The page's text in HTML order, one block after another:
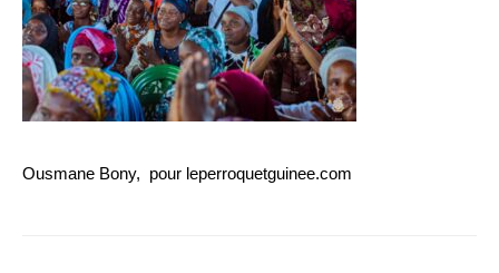
Ousmane Bony, pour leperroquetguinee.com